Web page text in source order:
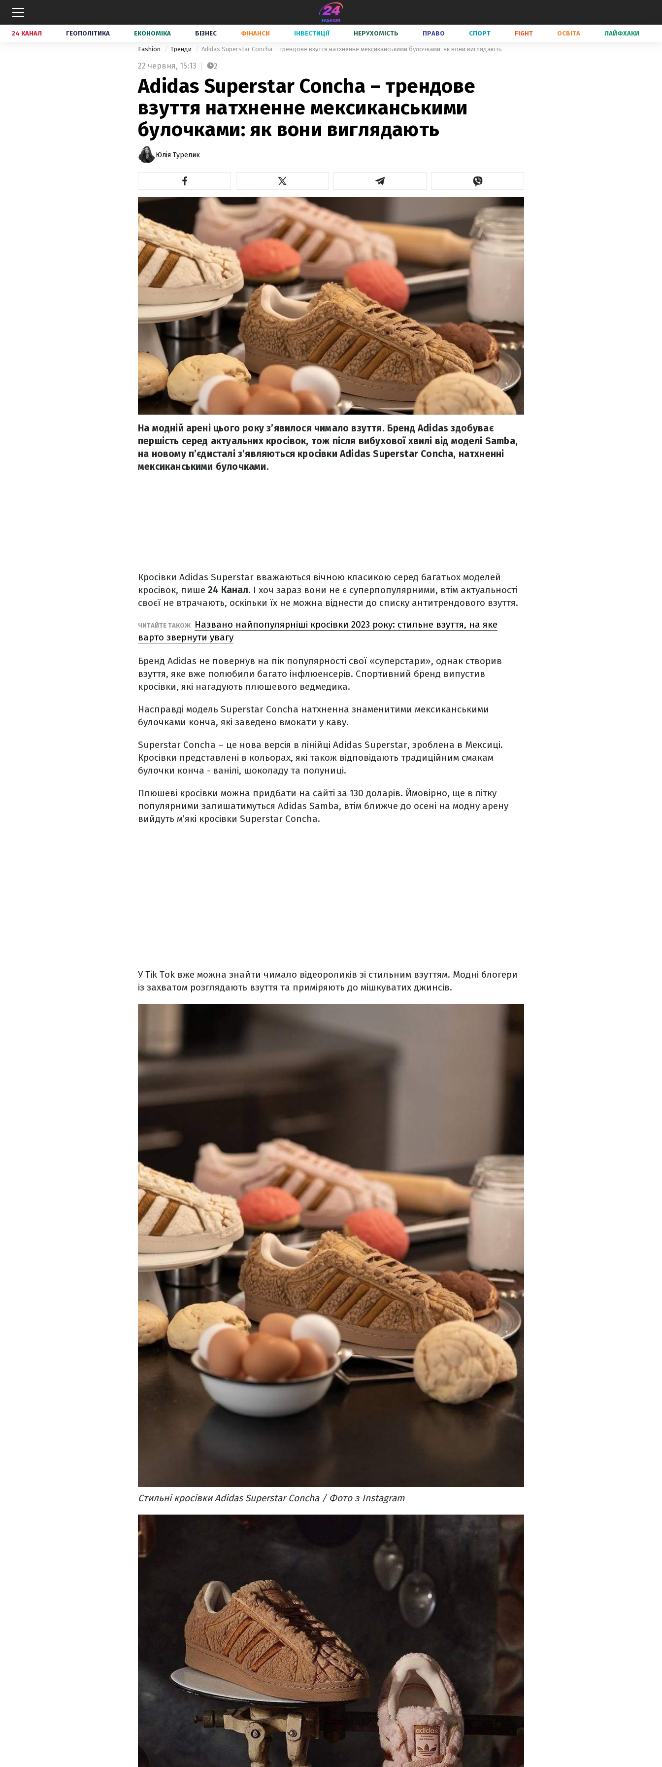
24 КАНАЛ ГЕОПОЛІТИКА ЕКОНОМІКА БІЗНЕС ФІНАНСИ ІНВЕСТИЦІЇ НЕРУХОМІСТЬ ПРАВО СПОРТ FIGHT ОСВІТА ЛАЙФХАКИ
Fashion Тренди Adidas Superstar Concha – трендове взуття натхненне мексиканськими булочками: як вони виглядають
22 червня, 15:13 2
Adidas Superstar Concha – трендове
взуття натхненне мексиканськими
булочками: як вони виглядають
Юлія Турелик
На модній арені цього року з’явилося чимало взуття. Бренд Adidas здобуває
першість серед актуальних кросівок, тож після вибухової хвилі від моделі Samba,
на новому п’єдисталі з’являються кросівки Adidas Superstar Concha, натхненні
мексиканськими булочками.
Кросівки Adidas Superstar вважаються вічною класикою серед багатьох моделей
кросівок, пише 24 Канал. І хоч зараз вони не є суперпопулярними, втім актуальності
своєї не втрачають, оскільки їх не можна віднести до списку антитрендового взуття.
ЧИТАЙТЕ ТАКОЖ
Названо найпопулярніші кросівки 2023 року: стильне взуття, на яке
варто звернути увагу
Бренд Adidas не повернув на пік популярності свої «суперстари», однак створив
взуття, яке вже полюбили багато інфлюенсерів. Спортивний бренд випустив
кросівки, які нагадують плюшевого ведмедика.
Насправді модель Superstar Concha натхненна знаменитими мексиканськими
булочками конча, які заведено вмокати у каву.
Superstar Concha – це нова версія в лінійці Adidas Superstar, зроблена в Мексиці.
Кросівки представлені в кольорах, які також відповідають традиційним смакам
булочки конча - ванілі, шоколаду та полуниці.
Плюшеві кросівки можна придбати на сайті за 130 доларів. Ймовірно, ще в літку
популярними залишатимуться Adidas Samba, втім ближче до осені на модну арену
вийдуть м’які кросівки Superstar Concha.
У Tik Tok вже можна знайти чимало відеороликів зі стильним взуттям. Модні блогери
із захватом розглядають взуття та приміряють до мішкуватих джинсів.
Стильні кросівки Adidas Superstar Concha / Фото з Instagram